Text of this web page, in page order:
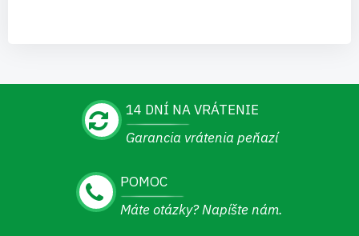
14 DNÍ NA VRÁTENIE
Garancia vrátenia peňazí
POMOC
Máte otázky? Napíšte nám.